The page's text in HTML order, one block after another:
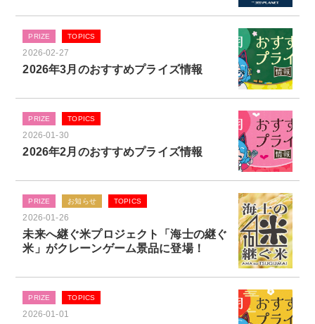
PRIZE TOPICS
2026-02-27
2026年3月のおすすめプライズ情報
PRIZE TOPICS
2026-01-30
2026年2月のおすすめプライズ情報
PRIZE お知らせ TOPICS
2026-01-26
未来へ継ぐ米プロジェクト「海士の継ぐ
米」がクレーンゲーム景品に登場！
PRIZE TOPICS
2026-01-01